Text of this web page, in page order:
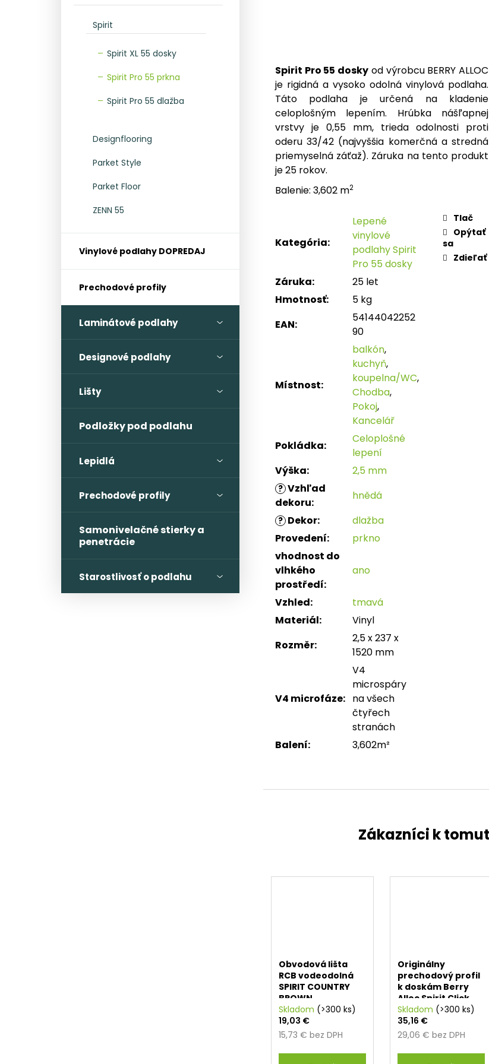
Spirit
Spirit XL 55 dosky
Spirit Pro 55 prkna
Spirit Pro 55 dlažba
Designflooring
Parket Style
Parket Floor
ZENN 55
Vinylové podlahy DOPREDAJ
Prechodové profily
Laminátové podlahy
Designové podlahy
Lišty
Podložky pod podlahu
Lepidlá
Prechodové profily
Samonivelačné stierky a
penetrácie
Starostlivosť o podlahu
Spirit Pro 55 dosky od výrobcu BERRY ALLOC
je rigidná a vysoko odolná vinylová podlaha.
Táto podlaha je určená na kladenie
celoplošným lepením. Hrúbka nášľapnej
vrstvy je 0,55 mm, trieda odolnosti proti
oderu 33/42 (najvyššia komerčná a stredná
priemyselná záťaž). Záruka na tento produkt
je 25 rokov.
Balenie: 3,602 m2
Kategória:
Lepené
vinylové
podlahy Spirit
Pro 55 dosky
Záruka:
25 let
Hmotnosť:
5 kg
EAN:
54144042252
90
Místnost:
balkón,
kuchyň,
koupelna/WC,
Chodba,
Pokoj,
Kancelář
Pokládka:
Celoplošné
lepení
Výška: 2,5 mm
? Vzhľad
dekoru:
hnědá
? Dekor:
dlažba
Provedení:
prkno
vhodnost do
vlhkého
prostředí:
ano
Vzhled:
tmavá
Materiál:
Vinyl
Rozměr:
2,5 x 237 x
1520 mm
V4 microfáze:
V4
microspáry
na všech
čtyřech
stranách
Balení: 3,602m²
Tlač
Opýtať
sa
Zdieľať
Obvodová lišta
RCB vodeodolná
SPIRIT COUNTRY
BROWN
Skladom (>300 ks)
15,73 € bez DPH
19,03 €
Originálny
prechodový profil
k doskám Berry
Alloc Spirit Click
(1000 x 40 x 8 mm)
Skladom (>300 ks)
29,06 € bez DPH
35,16 €